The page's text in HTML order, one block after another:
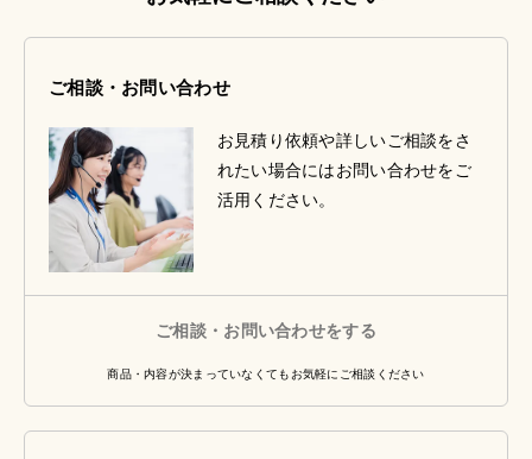
ご相談・お問い合わせ
お見積り依頼や詳しいご相談をさ
れたい場合にはお問い合わせをご
活用ください。
ご相談・お問い合わせをする
商品・内容が決まっていなくてもお気軽にご相談ください